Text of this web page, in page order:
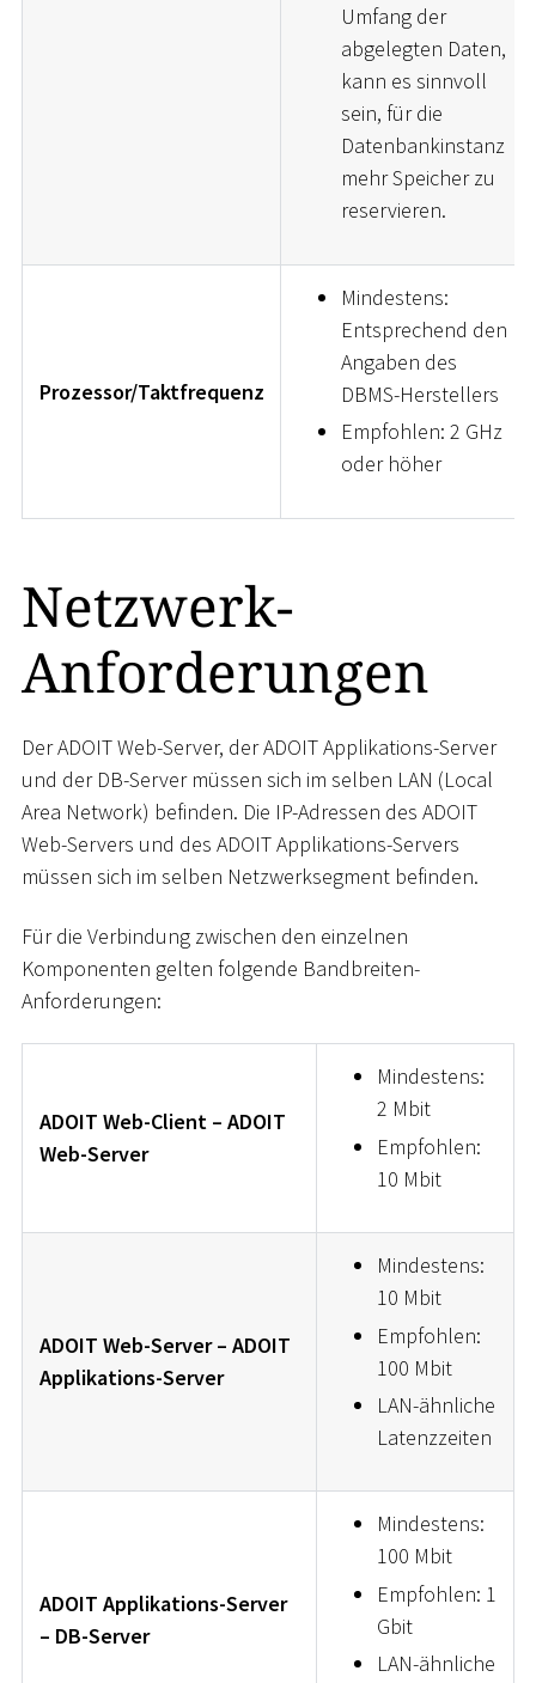
Umfang der
abgelegten Daten,
kann es sinnvoll
sein, für die
Datenbankinstanz
mehr Speicher zu
reservieren.
Prozessor/Taktfrequenz
Mindestens:
Entsprechend den
Angaben des
DBMS-Herstellers
Empfohlen: 2 GHz
oder höher
Netzwerk-
Anforderungen
Der ADOIT Web-Server, der ADOIT Applikations-Server
und der DB-Server müssen sich im selben LAN (Local
Area Network) befinden. Die IP-Adressen des ADOIT
Web-Servers und des ADOIT Applikations-Servers
müssen sich im selben Netzwerksegment befinden.
Für die Verbindung zwischen den einzelnen
Komponenten gelten folgende Bandbreiten-
Anforderungen:
ADOIT Web-Client – ADOIT
Web-Server
Mindestens:
2 Mbit
Empfohlen:
10 Mbit
ADOIT Web-Server – ADOIT
Applikations-Server
Mindestens:
10 Mbit
Empfohlen:
100 Mbit
LAN-ähnliche
Latenzzeiten
ADOIT Applikations-Server
– DB-Server
Mindestens:
100 Mbit
Empfohlen: 1
Gbit
LAN-ähnliche